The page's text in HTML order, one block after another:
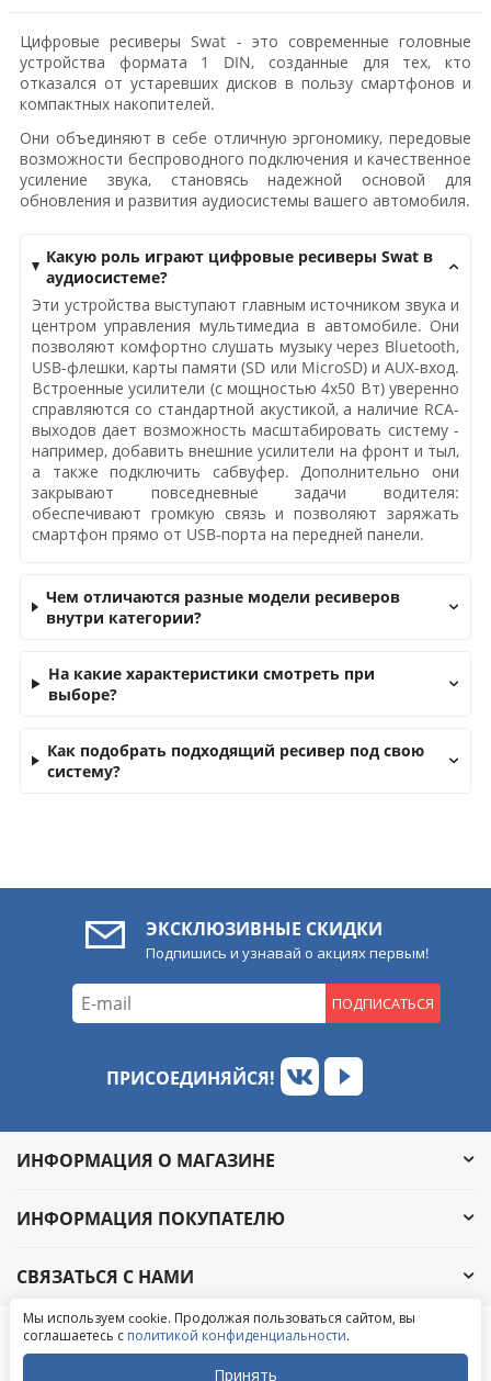
Цифровые ресиверы Swat - это современные головные
устройства формата 1 DIN, созданные для тех, кто
отказался от устаревших дисков в пользу смартфонов и
компактных накопителей.
Они объединяют в себе отличную эргономику, передовые
возможности беспроводного подключения и качественное
усиление звука, становясь надежной основой для
обновления и развития аудиосистемы вашего автомобиля.
Какую роль играют цифровые ресиверы Swat в
аудиосистеме?
Эти устройства выступают главным источником звука и
центром управления мультимедиа в автомобиле. Они
позволяют комфортно слушать музыку через Bluetooth,
USB-флешки, карты памяти (SD или MicroSD) и AUX-вход.
Встроенные усилители (с мощностью 4x50 Вт) уверенно
справляются со стандартной акустикой, а наличие RCA-
выходов дает возможность масштабировать систему -
например, добавить внешние усилители на фронт и тыл,
а также подключить сабвуфер. Дополнительно они
закрывают повседневные задачи водителя:
обеспечивают громкую связь и позволяют заряжать
смартфон прямо от USB-порта на передней панели.
Чем отличаются разные модели ресиверов
внутри категории?
На какие характеристики смотреть при
выборе?
Как подобрать подходящий ресивер под свою
систему?
ЭКСКЛЮЗИВНЫЕ СКИДКИ
Подпишись и узнавай о акциях первым!
ПОДПИСАТЬСЯ
ПРИСОЕДИНЯЙСЯ!
ИНФОРМАЦИЯ О МАГАЗИНЕ
ИНФОРМАЦИЯ ПОКУПАТЕЛЮ
СВЯЗАТЬСЯ С НАМИ
© 2004-2026 «УралАвтоСаунд»
Написать в ВКонтакте
Написать в MAX
Мы используем cookie. Продолжая пользоваться сайтом, вы
соглашаетесь с политикой конфиденциальности.
Принять